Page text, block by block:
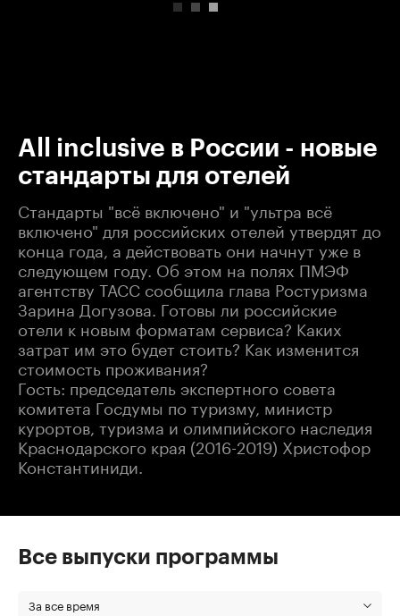
All inclusive в России - новые
стандарты для отелей
Стандарты "всё включено" и "ультра всё
включено" для российских отелей утвердят до
конца года, а действовать они начнут уже в
следующем году. Об этом на полях ПМЭФ
агентству ТАСС сообщила глава Ростуризма
Зарина Догузова. Готовы ли российские
отели к новым форматам сервиса? Каких
затрат им это будет стоить? Как изменится
стоимость проживания?
Гость: председатель экспертного совета
комитета Госдумы по туризму, министр
курортов, туризма и олимпийского наследия
Краснодарского края (2016-2019) Христофор
Константиниди.
Все выпуски программы
За все время